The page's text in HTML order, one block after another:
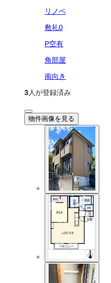
リノベ
敷礼0
P空有
角部屋
南向き
3人が登録済み
物件画像を見る